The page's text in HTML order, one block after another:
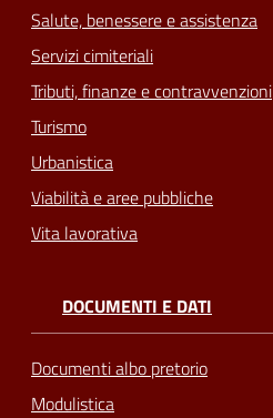
Salute, benessere e assistenza
Servizi cimiteriali
Tributi, finanze e contravvenzioni
Turismo
Urbanistica
Viabilità e aree pubbliche
Vita lavorativa
DOCUMENTI E DATI
Documenti albo pretorio
Modulistica